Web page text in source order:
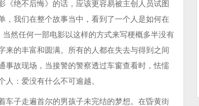
绝不后悔》的话，应该更容易被主创人员试图
，我们在整个故事当中，看到了一个人是如何在
然任何一部电影以这样的方式来写梗概多半没有
来的丰富和圆满。所有的人都在失去与得到之间
事故现场，当接警的警察透过车窗查看时，怯懦
：爱没有什么不可逾越。
车子走遍首尔的男孩子未完结的梦想。在昏黄街